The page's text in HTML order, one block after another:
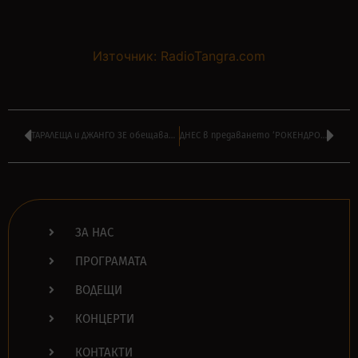
Източник: RadioTangra.com
ТАРАЛЕЩА и ДЖАНГО ЗЕ обещават ‘уникален купон’ за деня на детето ДНЕС в предаването ‘РОКЕНДРОЛ’ на МОНИ ПАНЧЕВ в 16:00
ЗА НАС
ПРОГРАМАТА
ВОДЕЩИ
КОНЦЕРТИ
КОНТАКТИ